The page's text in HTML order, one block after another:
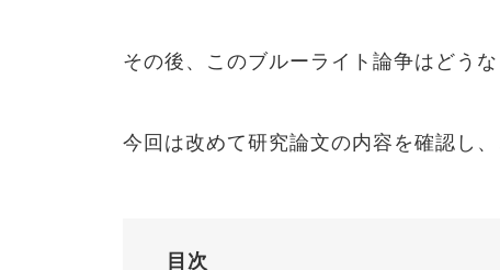
その後、このブルーライト論争はどう
今回は改めて研究論文の内容を確認し
目次